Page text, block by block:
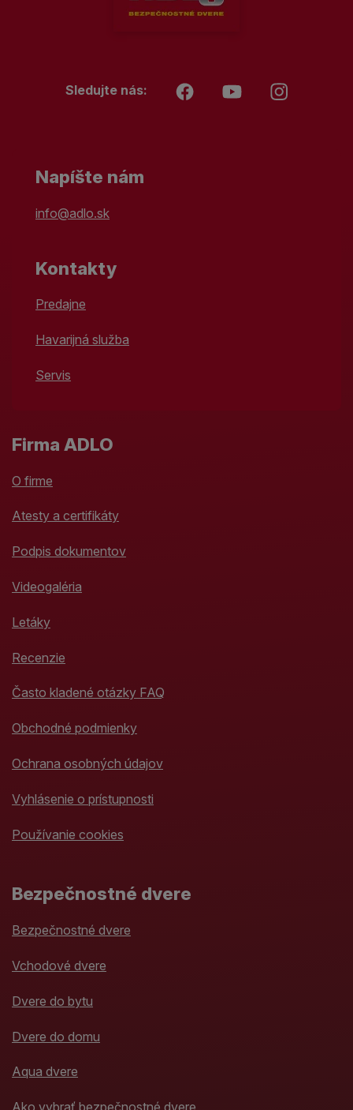
Sledujte nás:
Napíšte nám
info@adlo.sk
Kontakty
Predajne
Havarijná služba
Servis
Firma ADLO
O firme
Atesty a certifikáty
Podpis dokumentov
Videogaléria
Letáky
Recenzie
Často kladené otázky FAQ
Obchodné podmienky
Ochrana osobných údajov
Vyhlásenie o prístupnosti
Používanie cookies
Bezpečnostné dvere
Bezpečnostné dvere
Vchodové dvere
Dvere do bytu
Dvere do domu
Aqua dvere